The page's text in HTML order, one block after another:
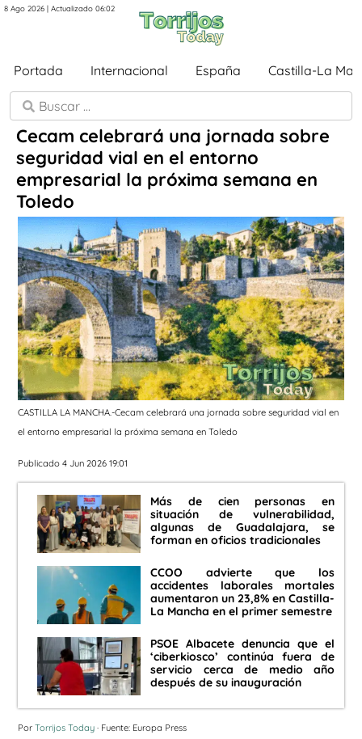
8 Ago 2026 | Actualizado 06:02
Portada Internacional España Castilla-La
Cecam celebrará una jornada sobre
seguridad vial en el entorno
empresarial la próxima semana en
Toledo
CASTILLA LA MANCHA.-Cecam celebrará una jornada sobre seguridad vial en
el entorno empresarial la próxima semana en Toledo
Publicado 4 Jun 2026 19:01
Más de cien personas en
situación de vulnerabilidad,
algunas de Guadalajara, se
forman en oficios tradicionales
CCOO advierte que los
accidentes laborales mortales
aumentaron un 23,8% en Castilla-
La Mancha en el primer semestre
PSOE Albacete denuncia que el
‘ciberkiosco’ continúa fuera de
servicio cerca de medio año
después de su inauguración
Por Torrijos Today · Fuente: Europa Press